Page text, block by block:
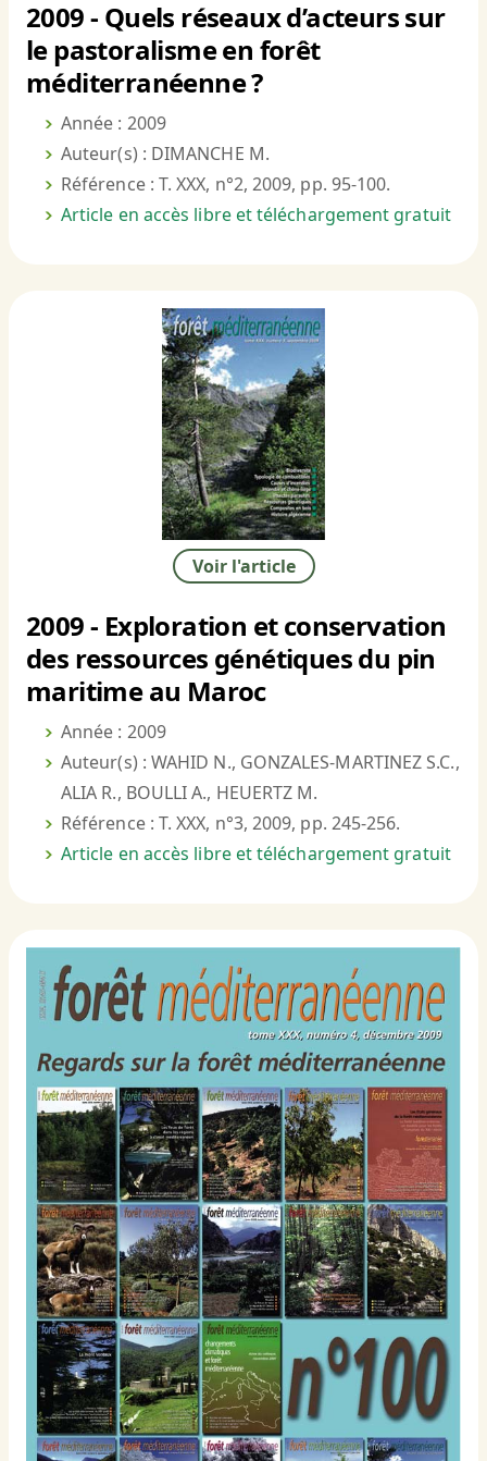
2009 - Quels réseaux d’acteurs sur
le pastoralisme en forêt
méditerranéenne ?
Année : 2009
Auteur(s) : DIMANCHE M.
Référence : T. XXX, n°2, 2009, pp. 95-100.
Article en accès libre et téléchargement gratuit
Voir l'article
2009 - Exploration et conservation
des ressources génétiques du pin
maritime au Maroc
Année : 2009
Auteur(s) : WAHID N., GONZALES-MARTINEZ S.C.,
ALIA R., BOULLI A., HEUERTZ M.
Référence : T. XXX, n°3, 2009, pp. 245-256.
Article en accès libre et téléchargement gratuit